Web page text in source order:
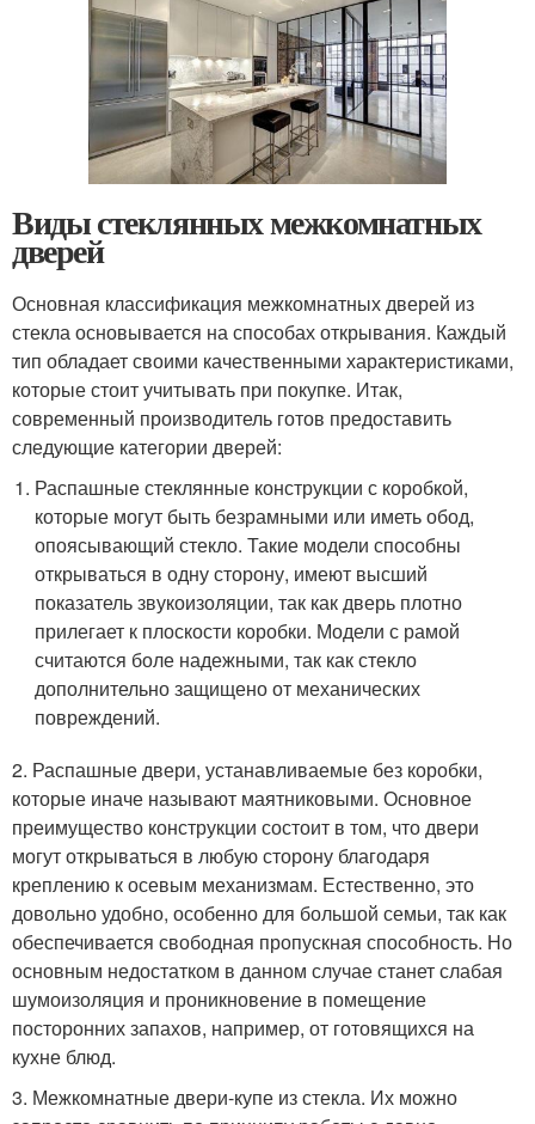
Виды стеклянных межкомнатных
дверей
Основная классификация межкомнатных дверей из
стекла основывается на способах открывания. Каждый
тип обладает своими качественными характеристиками,
которые стоит учитывать при покупке. Итак,
современный производитель готов предоставить
следующие категории дверей:
Распашные стеклянные конструкции с коробкой,
которые могут быть безрамными или иметь обод,
опоясывающий стекло. Такие модели способны
открываться в одну сторону, имеют высший
показатель звукоизоляции, так как дверь плотно
прилегает к плоскости коробки. Модели с рамой
считаются боле надежными, так как стекло
дополнительно защищено от механических
повреждений.
2. Распашные двери, устанавливаемые без коробки,
которые иначе называют маятниковыми. Основное
преимущество конструкции состоит в том, что двери
могут открываться в любую сторону благодаря
креплению к осевым механизмам. Естественно, это
довольно удобно, особенно для большой семьи, так как
обеспечивается свободная пропускная способность. Но
основным недостатком в данном случае станет слабая
шумоизоляция и проникновение в помещение
посторонних запахов, например, от готовящихся на
кухне блюд.
3. Межкомнатные двери-купе из стекла. Их можно